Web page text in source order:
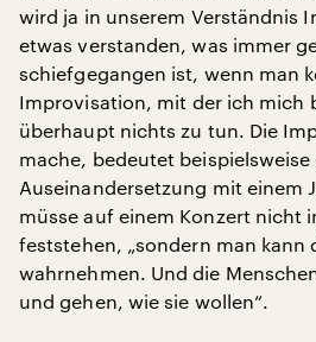
wird ja in unserem Verständnis
etwas verstanden, was immer
schiefgegangen ist, wenn man
Improvisation, mit der ich mich
überhaupt nichts zu tun. Die
mache, bedeutet beispielsweise
Auseinandersetzung mit einem
müsse auf einem Konzert nicht
feststehen, „sondern man kann
wahrnehmen. Und die
und gehen, wie sie wollen“.